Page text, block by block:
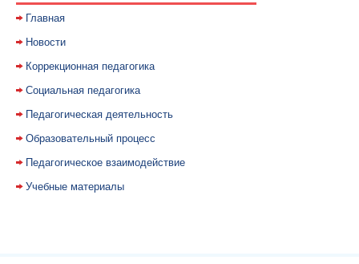
Главная
Новости
Коррекционная педагогика
Социальная педагогика
Педагогическая деятельность
Образовательный процесс
Педагогическое взаимодействие
Учебные материалы